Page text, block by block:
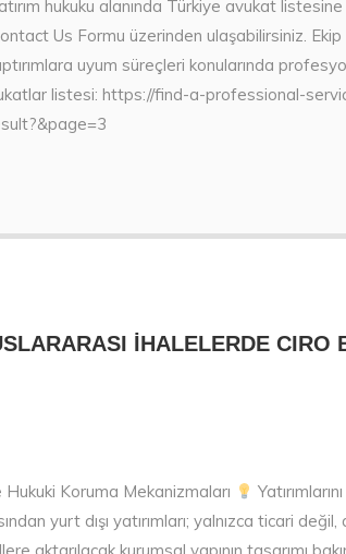
hukuku alanında Türkiye avukat
Us Formu üzerinden ulaşabilirsiniz.
uyum süreçleri konularında
listesi: https://find-a-professional-
İHALELERDE CIRO
Hukuki Koruma Mekanizmaları
yurt dışı yatırımları; yalnızca ticari değil,